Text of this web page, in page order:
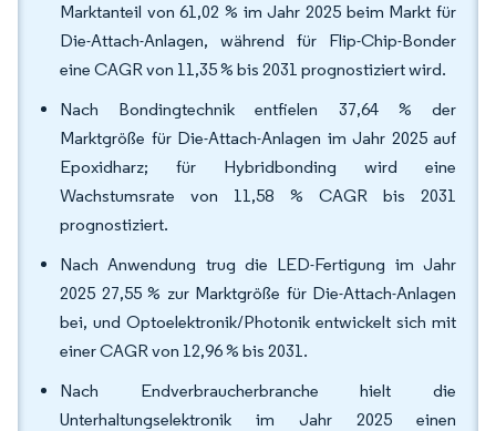
Marktanteil von 61,02 % im Jahr 2025 beim Markt für
Die-Attach-Anlagen, während für Flip-Chip-Bonder
eine CAGR von 11,35 % bis 2031 prognostiziert wird.
Nach Bondingtechnik entfielen 37,64 % der
Marktgröße für Die-Attach-Anlagen im Jahr 2025 auf
Epoxidharz; für Hybridbonding wird eine
Wachstumsrate von 11,58 % CAGR bis 2031
prognostiziert.
Nach Anwendung trug die LED-Fertigung im Jahr
2025 27,55 % zur Marktgröße für Die-Attach-Anlagen
bei, und Optoelektronik/Photonik entwickelt sich mit
einer CAGR von 12,96 % bis 2031.
Nach Endverbraucherbranche hielt die
Unterhaltungselektronik im Jahr 2025 einen